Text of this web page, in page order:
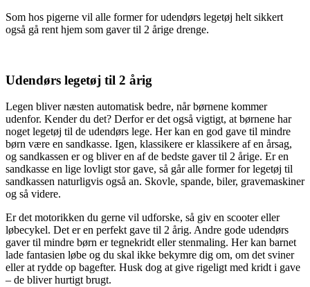
Som hos pigerne vil alle former for udendørs legetøj helt sikkert
også gå rent hjem som gaver til 2 årige drenge.
Udendørs legetøj til 2 årig
Legen bliver næsten automatisk bedre, når børnene kommer
udenfor. Kender du det? Derfor er det også vigtigt, at børnene har
noget legetøj til de udendørs lege. Her kan en god gave til mindre
børn være en sandkasse. Igen, klassikere er klassikere af en årsag,
og sandkassen er og bliver en af de bedste gaver til 2 årige. Er en
sandkasse en lige lovligt stor gave, så går alle former for legetøj til
sandkassen naturligvis også an. Skovle, spande, biler, gravemaskiner
og så videre.
Er det motorikken du gerne vil udforske, så giv en scooter eller
løbecykel. Det er en perfekt gave til 2 årig. Andre gode udendørs
gaver til mindre børn er tegnekridt eller stenmaling. Her kan barnet
lade fantasien løbe og du skal ikke bekymre dig om, om det sviner
eller at rydde op bagefter. Husk dog at give rigeligt med kridt i gave
– de bliver hurtigt brugt.